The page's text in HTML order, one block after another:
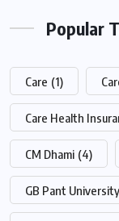
Popular
Care (1)
Care Health
CM Dhami (4)
GB Pant University